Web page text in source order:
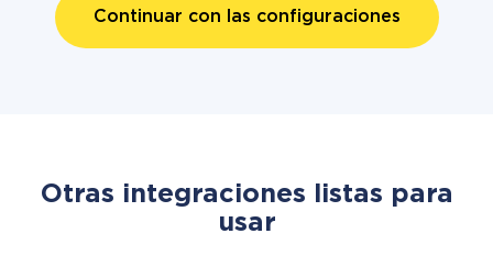
Continuar con las configuraciones
Otras integraciones listas para
usar